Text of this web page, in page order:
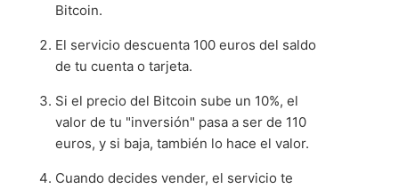
Bitcoin.
El servicio descuenta 100 euros del saldo
de tu cuenta o tarjeta.
Si el precio del Bitcoin sube un 10%, el
valor de tu "inversión" pasa a ser de 110
euros, y si baja, también lo hace el valor.
Cuando decides vender, el servicio te